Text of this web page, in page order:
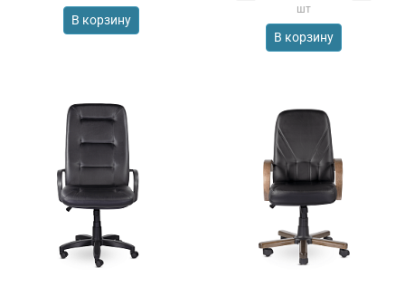
В корзину
шт
В корзину